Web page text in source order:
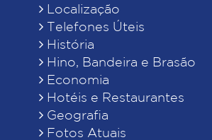
Localização
Telefones Úteis
História
Hino, Bandeira e Brasão
Economia
Hotéis e Restaurantes
Geografia
Fotos Atuais